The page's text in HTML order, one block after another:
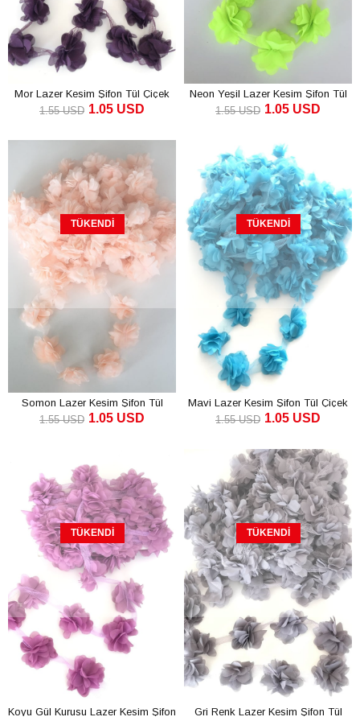
Mor Lazer Kesim Şifon Tül Çiçek
1.05 USD
1.55 USD
Neon Yeşil Lazer Kesim Şifon Tül
Çiçek
1.05 USD
1.55 USD
TÜKENDI
Somon Lazer Kesim Şifon Tül
Çiçek
1.05 USD
1.55 USD
TÜKENDI
Mavi Lazer Kesim Şifon Tül Çiçek
1.05 USD
1.55 USD
TÜKENDI
Koyu Gül Kurusu Lazer Kesim Şifon
TÜKENDI
Gri Renk Lazer Kesim Şifon Tül